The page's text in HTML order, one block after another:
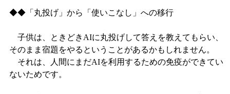
◆◆「丸投げ」から「使いこなし」への移行
子供は、ときどきAIに丸投げして答えを教えてもらい、
そのまま宿題をやるということがあるかもしれません。
それは、人間にまだAIを利用するための免疫ができてい
ないためです。